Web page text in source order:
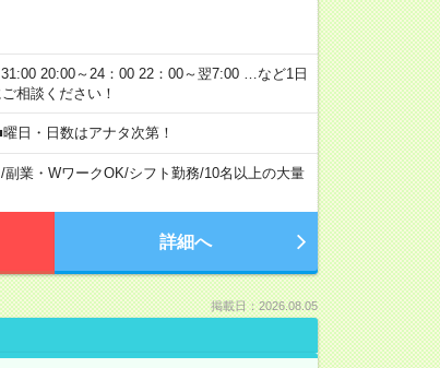
20:00～24：00 22：00～翌7:00 …など1日
相談ください！
日・日数はアナタ次第！
/副業・WワークOK/シフト勤務/10名以上の大量
詳細へ
掲載日：2026.08.05